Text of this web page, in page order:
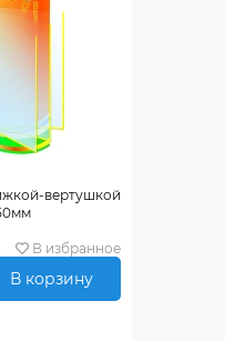
вертушкой
В избранное
В корзину